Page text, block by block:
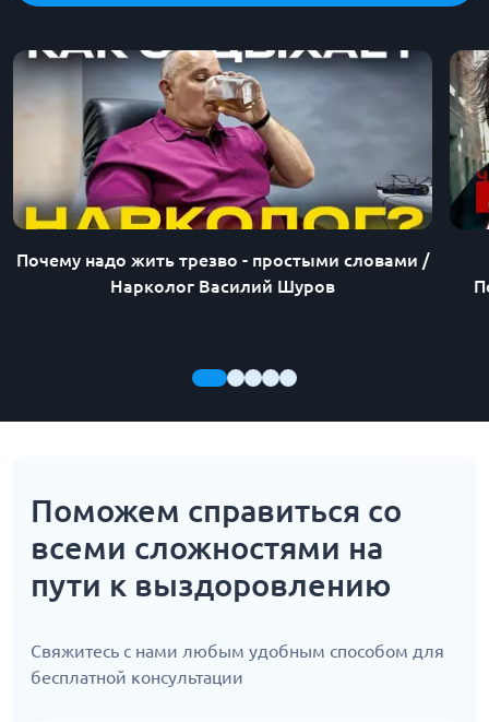
Почему надо жить трезво - простыми словами /
Нарколог Василий Шуров
Поможем справиться со
всеми сложностями на
пути к выздоровлению
Свяжитесь с нами любым удобным способом для
бесплатной консультации